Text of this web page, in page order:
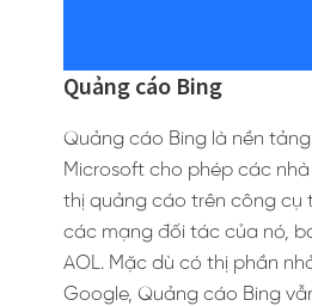
Quảng cáo Bing
Quảng cáo Bing là nền
Microsoft cho phép các
thị quảng cáo trên công cụ
các mạng đối tác của nó,
AOL. Mặc dù có thị phần
Google, Quảng cáo Bing